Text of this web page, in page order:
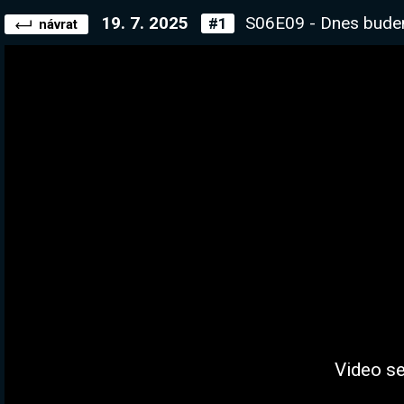
návrat 19. 7. 2025 #1 S06E09 - Dnes budeme řezat
Video